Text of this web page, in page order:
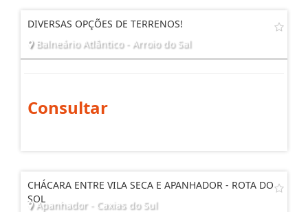
DIVERSAS OPÇÕES DE TERRENOS!
Balneário Atlântico - Arroio do Sal
Consultar
CHÁCARA ENTRE VILA SECA E APANHADOR - ROTA DO
SOL
Apanhador - Caxias do Sul